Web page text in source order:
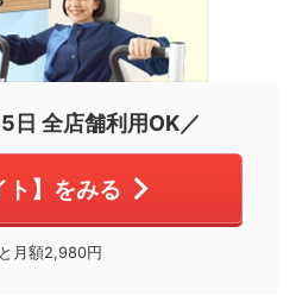
日 全店舗利用OK／
ト】をみる
月額2,980円